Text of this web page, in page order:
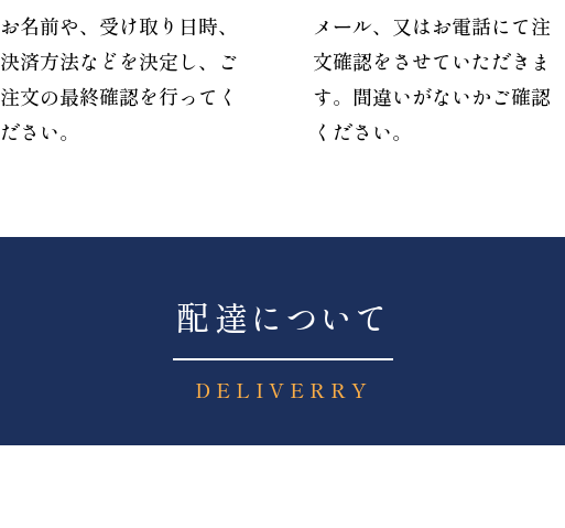
お名前や、受け取り日時、
決済方法などを決定し、ご
注文の最終確認を行ってく
ださい。
メール、又はお電話にて注
文確認をさせていただきま
す。間違いがないかご確認
ください。
配達について
DELIVERRY